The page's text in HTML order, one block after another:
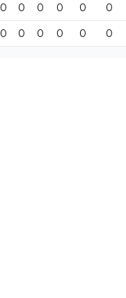
0 0 0 0 0 0
0 0 0 0 0 0